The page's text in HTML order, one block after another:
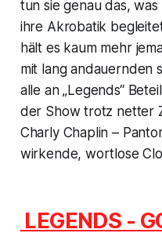
tun sie genau das,
ihre Akrobatik
hält es kaum mehr
mit lang andauernden
alle an „Legends“
der Show trotz netter
Charly Chaplin–
wirkende, wortlose
LEGENDS -